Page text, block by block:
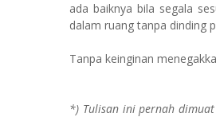
ada baiknya bila segala
dalam ruang tanpa dinding
Tanpa keinginan
*) Tulisan ini pernah dimuat